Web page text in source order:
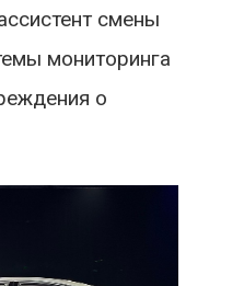
смены
мониторинга
о